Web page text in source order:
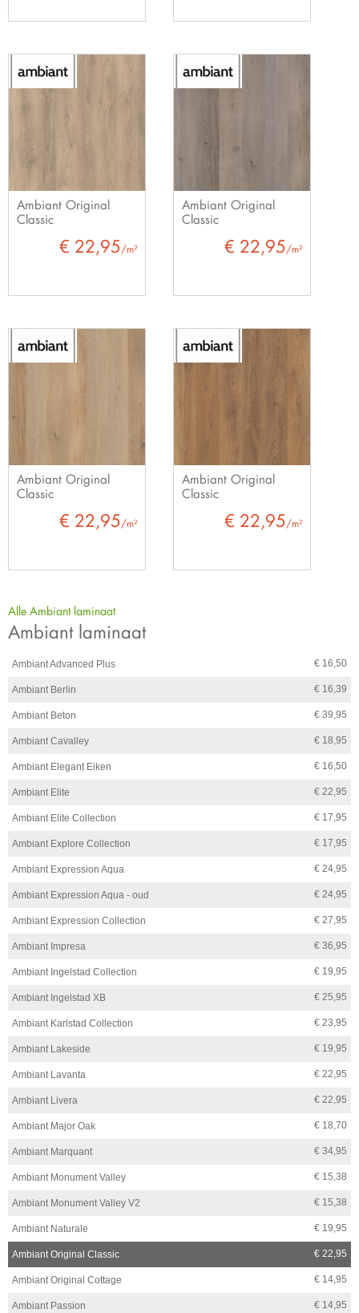
Ambiant Original
Classic
€ 22,95 /m²
Ambiant Original
Classic
€ 22,95 /m²
Ambiant Original
Classic
€ 22,95 /m²
Ambiant Original
Classic
€ 22,95 /m²
Alle Ambiant laminaat
Ambiant laminaat
Ambiant Advanced Plus € 16,50
Ambiant Berlin € 16,39
Ambiant Beton € 39,95
Ambiant Cavalley € 18,95
Ambiant Elegant Eiken € 16,50
Ambiant Elite € 22,95
Ambiant Elite Collection € 17,95
Ambiant Explore Collection € 17,95
Ambiant Expression Aqua € 24,95
Ambiant Expression Aqua - oud € 24,95
Ambiant Expression Collection € 27,95
Ambiant Impresa € 36,95
Ambiant Ingelstad Collection € 19,95
Ambiant Ingelstad XB € 25,95
Ambiant Karlstad Collection € 23,95
Ambiant Lakeside € 19,95
Ambiant Lavanta € 22,95
Ambiant Livera € 22,95
Ambiant Major Oak € 18,70
Ambiant Marquant € 34,95
Ambiant Monument Valley € 15,38
Ambiant Monument Valley V2 € 15,38
Ambiant Naturale € 19,95
Ambiant Original Classic € 22,95
Ambiant Original Cottage € 14,95
Ambiant Passion € 14,95